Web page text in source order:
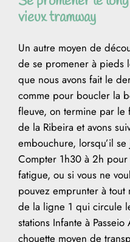
vieux tramway
Un autre moyen de
de se promener à pieds
que nous avons fait le
comme pour boucler la
fleuve, on termine par le
de la Ribeira et avons
embouchure, lorsqu’il se
Compter 1h30 à 2h
fatigue, ou si vous ne
pouvez emprunter à tout
de la ligne 1 qui circule
stations Infante à
chouette moyen de